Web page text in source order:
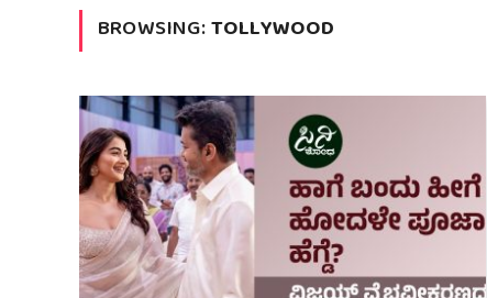
BROWSING:TOLLYWOOD